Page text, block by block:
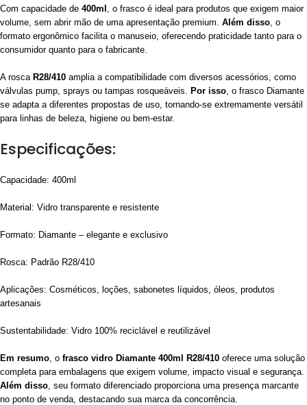
Com capacidade de 400ml , o frasco é ideal para produtos que exigem maior
volume, sem abrir mão de uma apresentação premium. Além disso , o
formato ergonômico facilita o manuseio, oferecendo praticidade tanto para o
consumidor quanto para o fabricante.
A rosca R28/410 amplia a compatibilidade com diversos acessórios, como
válvulas pump, sprays ou tampas rosqueáveis. Por isso , o frasco Diamante
se adapta a diferentes propostas de uso, tornando-se extremamente versátil
para linhas de beleza, higiene ou bem-estar.
Especificações:
Capacidade: 400ml
Material: Vidro transparente e resistente
Formato: Diamante – elegante e exclusivo
Rosca: Padrão R28/410
Aplicações: Cosméticos, loções, sabonetes líquidos, óleos, produtos
artesanais
Sustentabilidade: Vidro 100% reciclável e reutilizável
Em resumo , o frasco vidro Diamante 400ml R28/410 oferece uma solução
completa para embalagens que exigem volume, impacto visual e segurança.
Além disso , seu formato diferenciado proporciona uma presença marcante
no ponto de venda, destacando sua marca da concorrência.